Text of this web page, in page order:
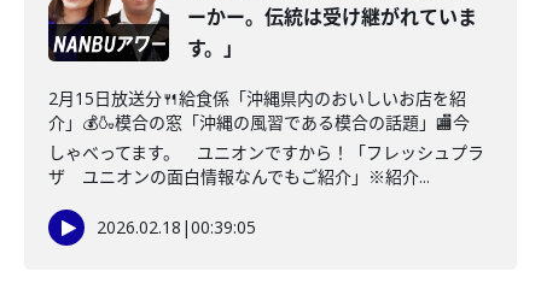
ーかー。伝統は受け継がれていま
す。」
2月15日放送分🍴給食係「沖縄県内のおいしいお店を紹
介」💰🍶模合の窓「沖縄の風習である模合の話題」🏬今
しゃべってます。 ユニオンですから！「フレッシュプラ
ザ ユニオンの面白情報なんでもご紹介」※紹介...
2026.02.18 |00:39:05